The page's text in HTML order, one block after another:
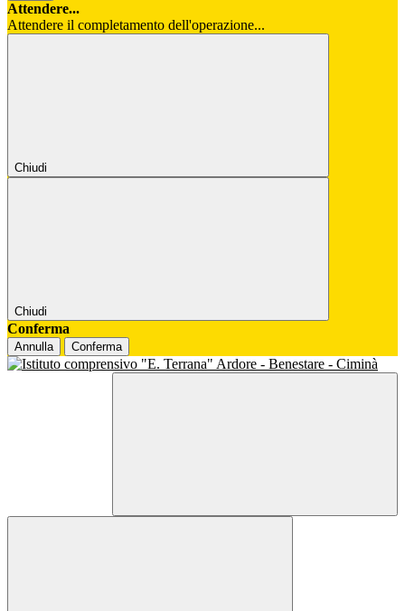
Attendere...
Attendere il completamento dell'operazione...
Chiudi
Chiudi
Conferma
Annulla Conferma